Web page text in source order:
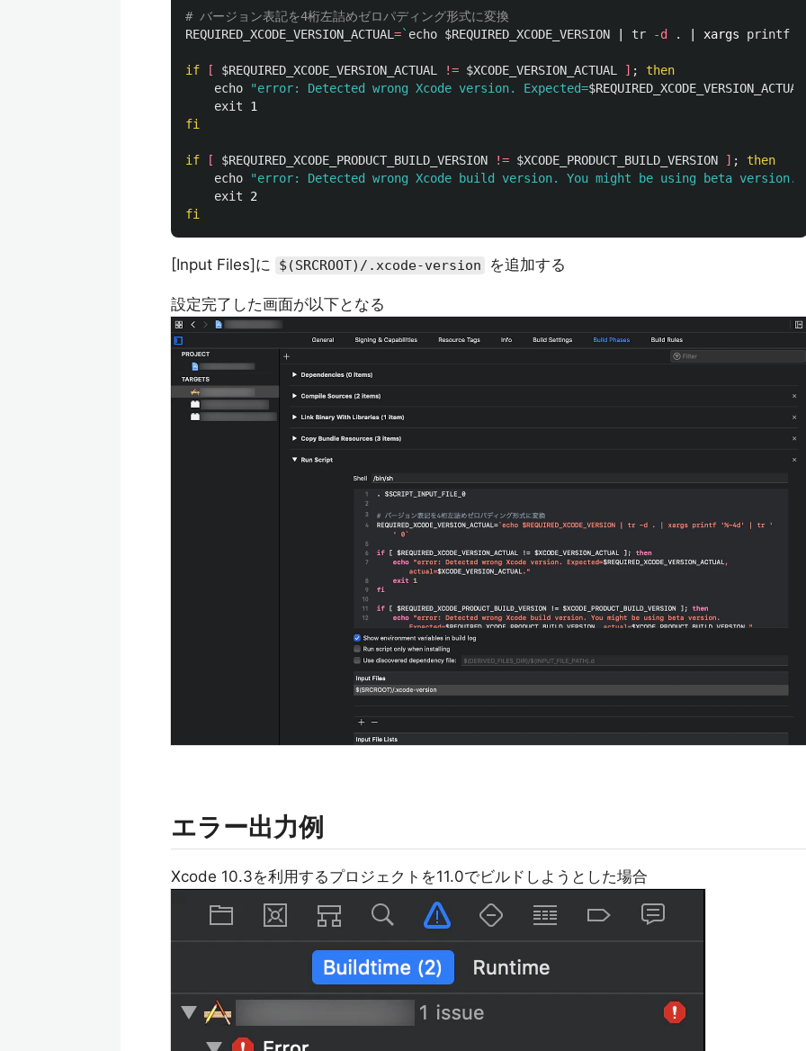
# バージョン表記を4桁左詰めゼロパディング形式に変換
REQUIRED_XCODE_VERSION_ACTUAL =` echo $REQUIRED_XCODE_VERSION tr -d . | xargs printf
if [ $REQUIRED_XCODE_VERSION_ACTUAL != $XCODE_VERSION_ACTUAL ] ;
then
echo
"error: Detected wrong Xcode version. Expected=$REQUIRED_XCODE_VERSION_ACTUAL
exit
fi
if [ $REQUIRED_XCODE_PRODUCT_BUILD_VERSION != $XCODE_PRODUCT_BUILD_VERSION ] ;
then
echo
"error: Detected wrong Xcode build version. You might be using beta version.
exit
fi
[Input Files]に $(SRCROOT)/.xcode-version を追加する
設定完了した画面が以下となる
エラー出力例
Xcode 10.3を利用するプロジェクトを11.0でビルドしようとした場合